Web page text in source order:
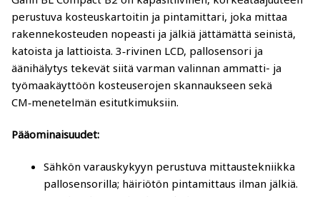
tasapainokosteuden mittaus
Trotec: kosteudenmittarit sahalle, höyläämölle,
liimapuurakenteille, ikkuna- ja ovitehtaille
Poistotuotteet (mittarit)
Mittareiden mittapäät ja tarvikkeet
Gann-tarvikkeet
perustuva kosteuskartoitin ja pintamittari, joka mittaa
rakennekosteuden nopeasti ja jälkiä jättämättä seinistä,
katoista ja lattioista. 3‑rivinen LCD, pallosensori ja
äänihälytys tekevät siitä varman valinnan ammatti- ja
työmaakäyttöön kosteuserojen skannaukseen sekä
CM‑menetelmän esitutkimuksiin.​
Pääominaisuudet:
Sähkön varauskykyyn perustuva mittaustekniikka
pallosensorilla; häiriötön pintamittaus ilman jälkiä.​